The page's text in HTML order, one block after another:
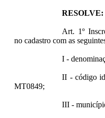
RESOLVE:
Art. 1º
no cadastro com as
I -
II - código
MT0849;
III -